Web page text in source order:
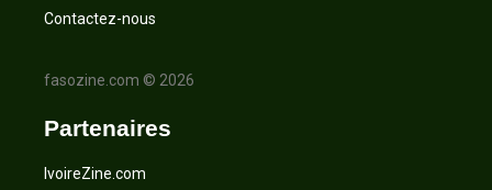
Contactez-nous
fasozine.com © 2026
Partenaires
IvoireZine.com